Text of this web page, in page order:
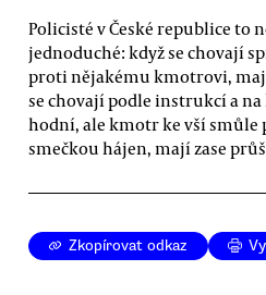
Policisté v České republice to
jednoduché: když se chovají
proti nějakému kmotrovi,
se chovají podle instrukcí a
hodní, ale kmotr ke vší smůle
smečkou hájen, mají zase
Zkopírovat odkaz